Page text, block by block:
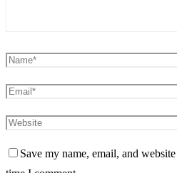
Save my name, email, and